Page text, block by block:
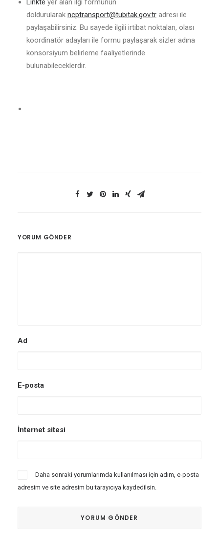
Linkte yer alan ilgi formunun
doldurularak ncptransport@tubitak.gov.tr adresi ile
paylaşabilirsiniz. Bu sayede ilgili irtibat noktaları, olası
koordinatör adayları ile formu paylaşarak sizler adına
konsorsiyum belirleme faaliyetlerinde
bulunabileceklerdir.
YORUM GÖNDER
Ad
E-posta
İnternet sitesi
Daha sonraki yorumlarımda kullanılması için adım, e-posta
adresim ve site adresim bu tarayıcıya kaydedilsin.